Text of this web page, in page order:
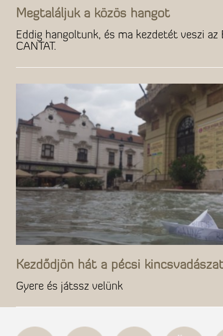
Megtaláljuk a közös hangot
Eddig hangoltunk, és ma kezdetét veszi az
CANTAT.
Kezdődjön hát a pécsi
Gyere és játssz velünk